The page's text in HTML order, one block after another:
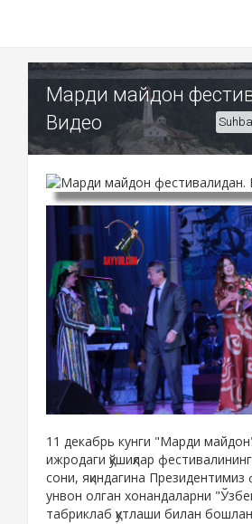
Марди майдон
Видео
11 декабрь кунги "Марди
ижродаги қўшиқлар
сони, яқиндагина
унвон олган хонандаларни
табриклаб қутлаши билан